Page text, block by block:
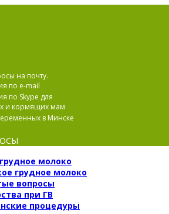
на почту.
по e-mail
по Skype для
и кормящих мам
в Минске
молоко
грудное молоко
вопросы
при ГВ
процедуры